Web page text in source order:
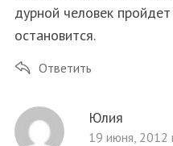
дурной человек
остановится.
Ответить
Юлия
19 июня, 2012